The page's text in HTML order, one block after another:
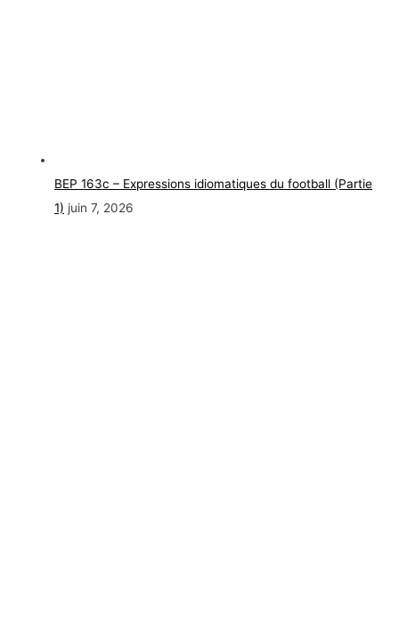
BEP 163c – Expressions idiomatiques du football (Partie
1) juin 7, 2026